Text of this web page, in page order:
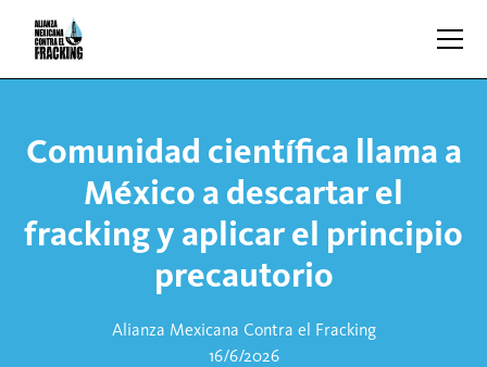
Comunidad científica llama a
México a descartar el
fracking y aplicar el principio
precautorio
Alianza Mexicana Contra el Fracking
16/6/2026